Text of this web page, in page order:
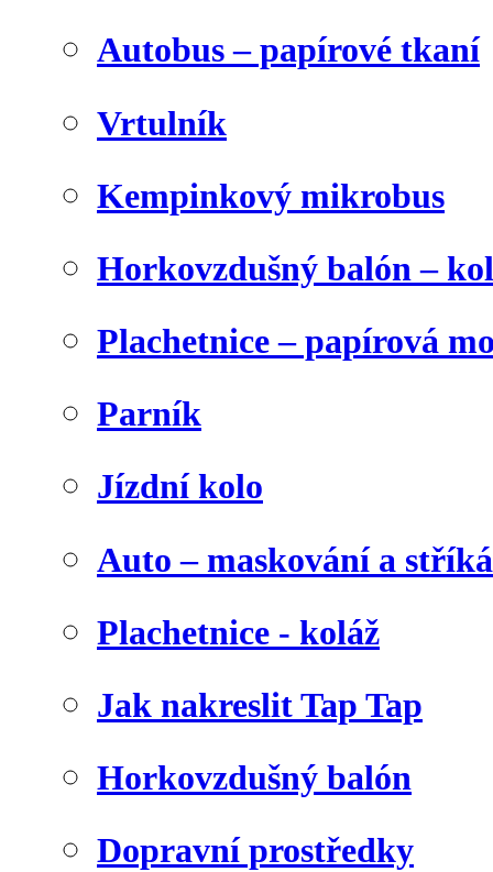
Autobus – papírové tkaní
Vrtulník
Kempinkový mikrobus
Horkovzdušný balón –
Plachetnice – papírová
Parník
Jízdní kolo
Auto – maskování a
Plachetnice - koláž
Jak nakreslit Tap Tap
Horkovzdušný balón
Dopravní prostředky